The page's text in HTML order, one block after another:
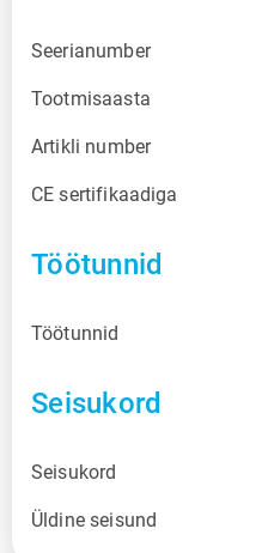
Seerianumber
Tootmisaasta
Artikli number
CE sertifikaadiga
Töötunnid
Töötunnid
Seisukord
Seisukord
Üldine seisund